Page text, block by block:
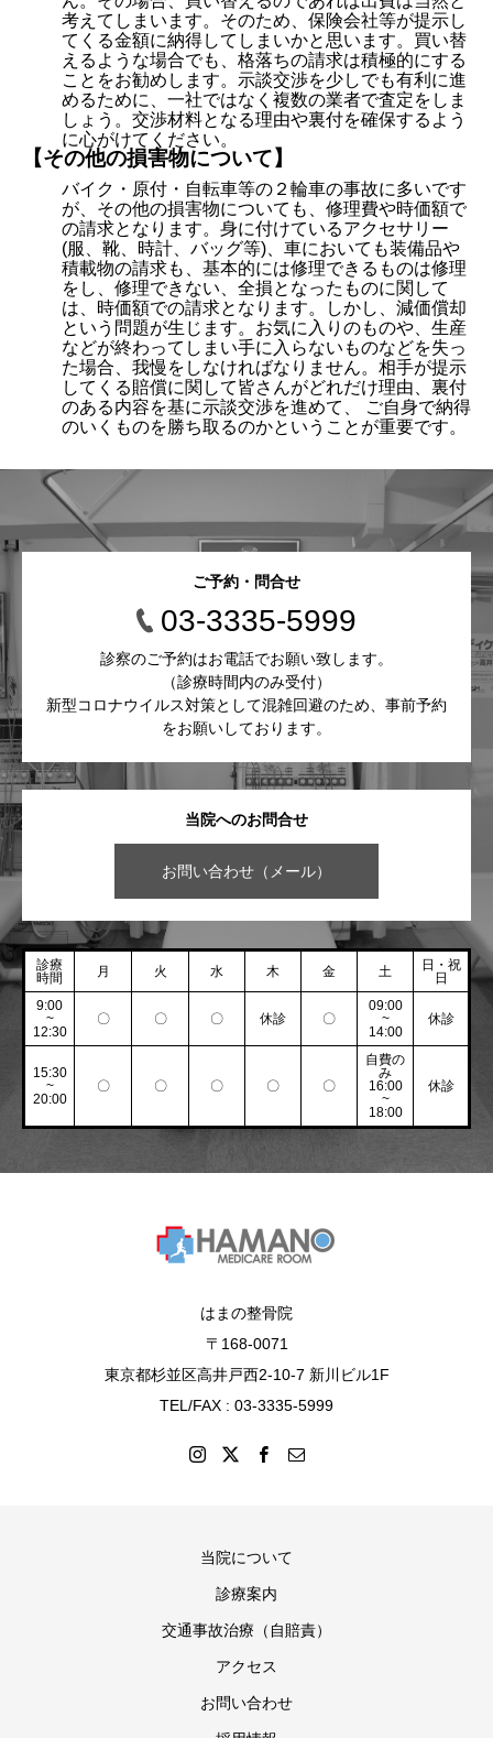
考えてしまいます。そのため、保険会社等が提示し
てくる金額に納得してしまいかと思います。買い替
えるような場合でも、格落ちの請求は積極的にする
ことをお勧めします。示談交渉を少しでも有利に進
めるために、一社ではなく複数の業者で査定をしま
しょう。交渉材料となる理由や裏付を確保するよう
に心がけてください。
【その他の損害物について】
バイク・原付・自転車等の２輪車の事故に多いです
が、その他の損害物についても、修理費や時価額で
の請求となります。身に付けているアクセサリー
(服、靴、時計、バッグ等)、車においても装備品や
積載物の請求も、基本的には修理できるものは修理
をし、修理できない、全損となったものに関して
は、時価額での請求となります。しかし、減価償却
という問題が生じます。お気に入りのものや、生産
などが終わってしまい手に入らないものなどを失っ
た場合、我慢をしなければなりません。相手が提示
してくる賠償に関して皆さんがどれだけ理由、裏付
のある内容を基に示談交渉を進めて、 ご自身で納得
のいくものを勝ち取るのかということが重要です。
当院へのお問合せ
お問い合わせ（メール）
ご予約・問合せ
03-3335-5999
診察のご予約はお電話でお願い致します。
（診療時間内のみ受付）
新型コロナウイルス対策として混雑回避のため、事前予約
をお願いしております。
診療
時間
月 火 水 木 金 土
日・祝
日
9:00
~
12:30
〇 〇 〇 休診 〇
09:00
~
14:00
休診
15:30
~
20:00
〇 〇 〇 〇 〇
自費の
み
16:00
~
18:00
休診
はまの整骨院
〒168-0071
東京都杉並区高井戸西2-10-7 新川ビル1F
TEL/FAX : 03-3335-5999
当院について
診療案内
交通事故治療（自賠責）
アクセス
お問い合わせ